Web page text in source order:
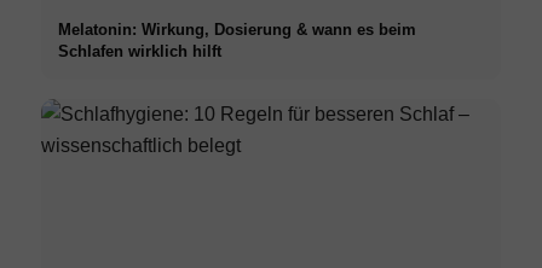
Melatonin: Wirkung, Dosierung & wann es beim
Schlafen wirklich hilft